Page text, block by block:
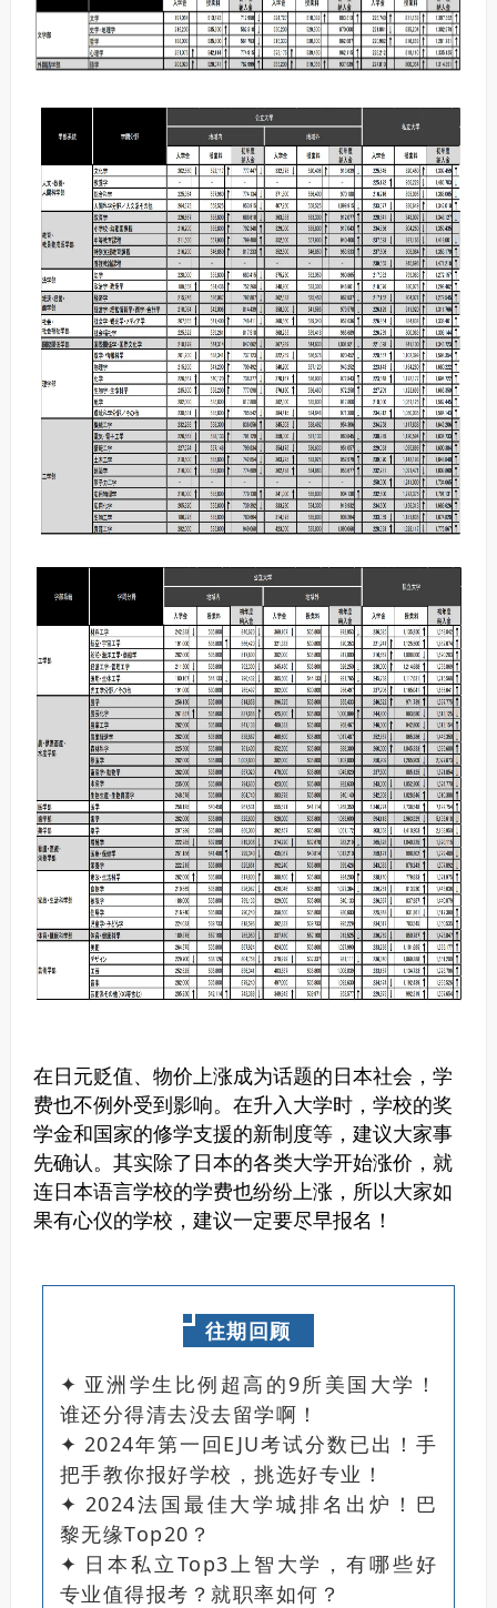
在日元贬值、物价上涨成为话题的日本社会，学
费也不例外受到影响。 在升入大学时，学校的奖
学金和国家的修学支援的新制度等，建议大家事
先确认。 其实除了日本的各类大学开始涨价，就
连日本语言学校的学费也纷纷上涨，所以大家如
果有心仪的学校，建议一定要尽早报名！
往期回顾
✦ 亚洲学生比例超高的9所美国大学！
谁还分得清去没去留学啊！
✦ 2024年第一回EJU考试分数已出！手
把手教你报好学校，挑选好专业！
✦ 2024法国最佳大学城排名出炉！巴
黎无缘Top20？
✦ 日本私立Top3上智大学，有哪些好
专业值得报考？就职率如何？